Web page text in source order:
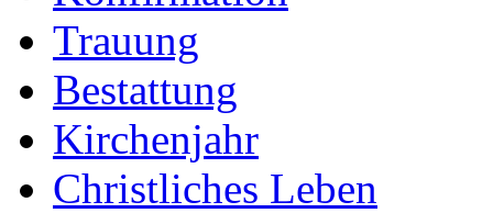
Trauung
Bestattung
Kirchenjahr
Christliches Leben